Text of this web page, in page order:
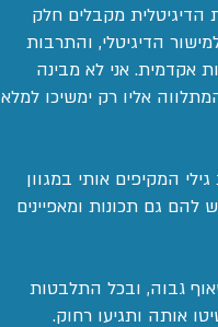
הדיגיטלית מקבלים חלק
הדיגיטלי, והתרבות
אקדמית. אני לא מבינה
אליו רק ימשיכו למלא
המקיפים אותי במגוון
גם תכונות ומאפיינים
גבוה, ובכל התלבטות
אותה ותגיעו רחוק.